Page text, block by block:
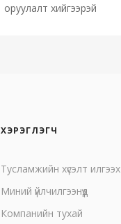
оруулалт хийгээрэй
ХЭРЭГЛЭГЧ
Тусламжийн хүсэлт илгээх
Миний үйлчилгээнүүд
Компанийн тухай